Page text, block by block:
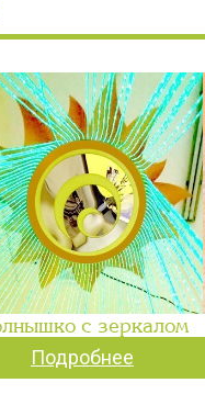
с зеркалом
Подробнее